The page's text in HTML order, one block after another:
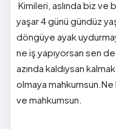
Kimileri, aslında biz ve
yaşar 4 günü gündüz
döngüye ayak
ne iş yapıyorsan sen
azında kaldıysan
olmaya
ve mahkumsun.